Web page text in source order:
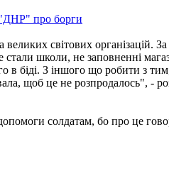
про борги
світових організацій.
школи, не заповненні
в біді. З іншого що робити з
щоб це не розпродалось", -
солдатам, бо про це